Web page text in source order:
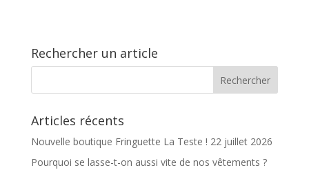
Rechercher un article
Articles récents
Nouvelle boutique Fringuette La Teste ! 22 juillet 2026
Pourquoi se lasse-t-on aussi vite de nos vêtements ?